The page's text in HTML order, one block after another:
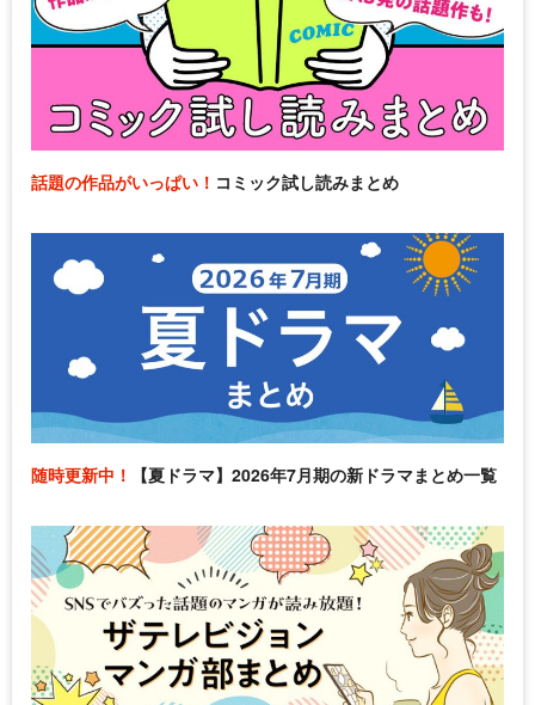
話題の作品がいっぱい！ コミック試し読みまとめ
随時更新中！ 【夏ドラマ】2026年7月期の新ドラマまとめ一覧